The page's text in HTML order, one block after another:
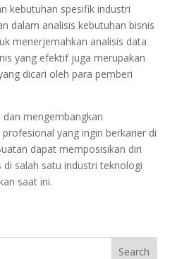
kebutuhan spesifik industri
dalam analisis kebutuhan bisnis
menerjemahkan analisis data
yang efektif juga merupakan
dicari oleh para pemberi
mengembangkan
yang ingin berkarier di
dapat memposisikan diri
di salah satu industri teknologi
saat ini.
Search